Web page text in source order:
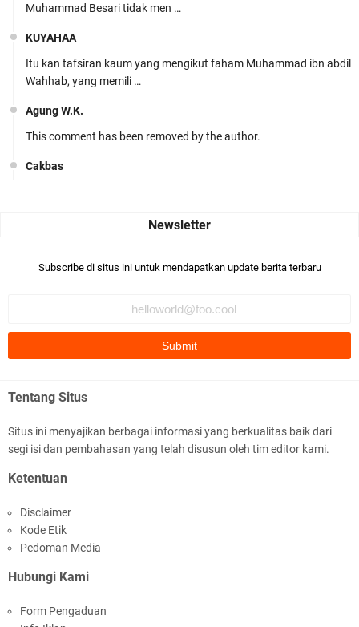
Muhammad Besari tidak men …
KUYAHAA
Itu kan tafsiran kaum yang mengikut faham Muhammad ibn abdil
Wahhab, yang memili …
Agung W.K.
This comment has been removed by the author.
Cakbas
Bismillaah semoga pembuat artikel Alloh berikan pemahaman yg
Ada sejumlah pertanyaan kepada Anda dan jawablah dengan
mengikuti ust. K …
Anonymous
Anonymous
It has proved a key customer retention tool for sports activities
Subscribe di situs ini untuk mendapatkan update berita terbaru
Tentang Situs
Situs ini menyajikan berbagai informasi yang berkualitas baik dari
segi isi dan pembahasan yang telah disusun oleh tim editor kami.
Ketentuan
Disclaimer
Kode Etik
Pedoman Media
Hubungi Kami
Form Pengaduan